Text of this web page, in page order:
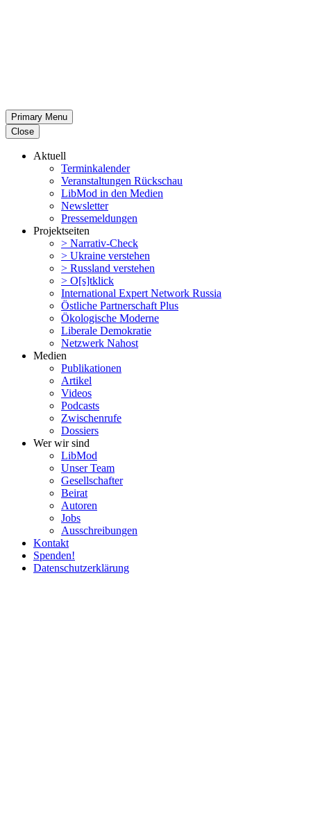
Primary Menu
Close
Aktuell
Termin­ka­lender
Veran­stal­tungen Rückschau
LibMod in den Medien
Newsletter
Presse­mel­dungen
Projekt­seiten
> Narrativ-Check
> Ukraine verstehen
> Russland verstehen
> O[s]tklick
Inter­na­tional Expert Network Russia
Östliche Partner­schaft Plus
Ökolo­gische Moderne
Liberale Demokratie
Netzwerk Nahost
Medien
Publi­ka­tionen
Artikel
Videos
Podcasts
Zwischenrufe
Dossiers
Wer wir sind
LibMod
Unser Team
Gesell­schafter
Beirat
Autoren
Jobs
Ausschrei­bungen
Kontakt
Spenden!
Daten­schutz­er­klärung